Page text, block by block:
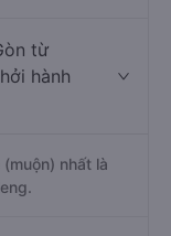
từ
hành
nhất là